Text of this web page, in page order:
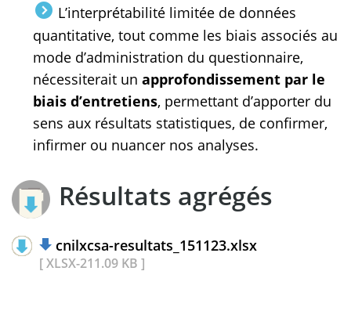
L’interprétabilité limitée de données
quantitative, tout comme les biais associés au
mode d’administration du questionnaire,
nécessiterait un approfondissement par le
biais d’entretiens, permettant d’apporter du
sens aux résultats statistiques, de confirmer,
infirmer ou nuancer nos analyses.
Résultats agrégés
cnilxcsa-resultats_151123.xlsx
[ XLSX-211.09 KB ]